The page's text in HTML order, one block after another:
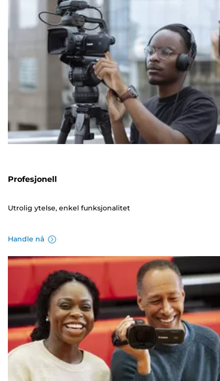
Profesjonell
Utrolig ytelse, enkel funksjonalitet
Handle nå